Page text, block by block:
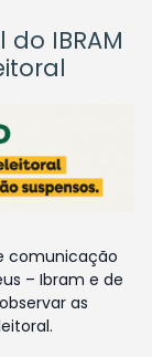
IBRAM
comunicação
– Ibram e de
as